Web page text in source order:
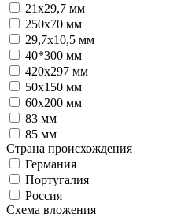
21x29,7 мм
250x70 мм
29,7x10,5 мм
40*300 мм
420х297 мм
50x150 мм
60х200 мм
83 мм
85 мм
Страна происхождения
Германия
Португалия
Россия
Схема вложения